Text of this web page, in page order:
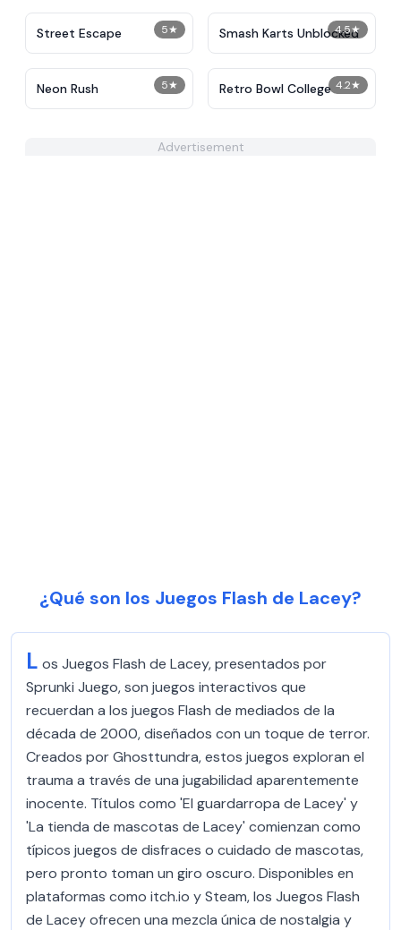
5★
Street Escape 4.5★
Smash Karts Unblocked
5★
Neon Rush 4.2★
Retro Bowl College
Advertisement
¿Qué son los Juegos Flash de Lacey?
L os Juegos Flash de Lacey, presentados por
Sprunki Juego, son juegos interactivos que
recuerdan a los juegos Flash de mediados de la
década de 2000, diseñados con un toque de terror.
Creados por Ghosttundra, estos juegos exploran el
trauma a través de una jugabilidad aparentemente
inocente. Títulos como 'El guardarropa de Lacey' y
'La tienda de mascotas de Lacey' comienzan como
típicos juegos de disfraces o cuidado de mascotas,
pero pronto toman un giro oscuro. Disponibles en
plataformas como itch.io y Steam, los Juegos Flash
de Lacey ofrecen una mezcla única de nostalgia y